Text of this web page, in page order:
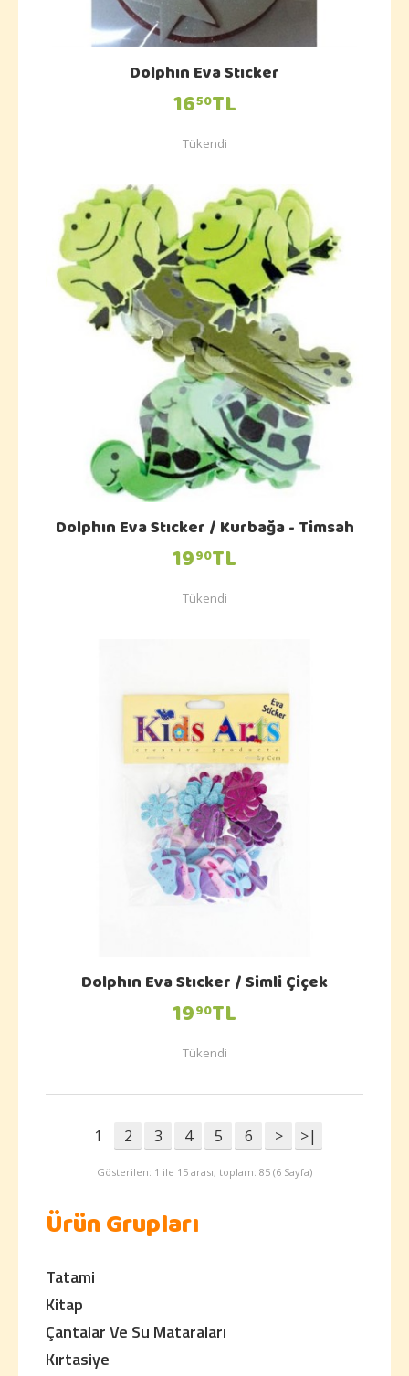
Dolphın Eva Stıcker
1650TL
Tükendi
Dolphın Eva Stıcker / Kurbağa - Timsah
1990TL
Tükendi
Dolphın Eva Stıcker / Simli Çiçek
1990TL
Tükendi
1 2 3 4 5 6 > >|
Gösterilen: 1 ile 15 arası, toplam: 85 (6 Sayfa)
Ürün Grupları
Tatami
Kitap
Çantalar Ve Su Mataraları
Kırtasiye